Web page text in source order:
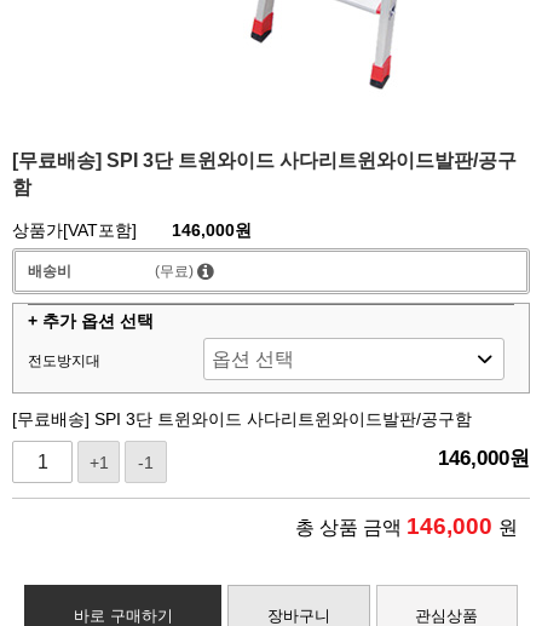
[무료배송] SPI 3단 트윈와이드 사다리트윈와이드발판/공구
함
상품가[VAT포함] 146,000원
배송비 (무료)
+ 추가 옵션 선택
전도방지대
[무료배송] SPI 3단 트윈와이드 사다리트윈와이드발판/공구함
+1 -1 146,000원
총 상품 금액 146,000 원
바로 구매하기 장바구니 관심상품